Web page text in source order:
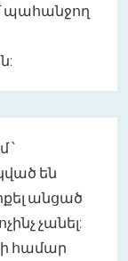
պահանջող
՝
են
անցած
չանել:
համար